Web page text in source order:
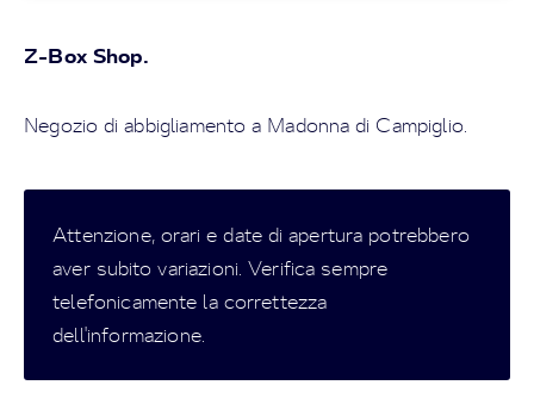
Z-Box Shop.
Negozio di abbigliamento a Madonna di Campiglio.
Attenzione, orari e date di apertura potrebbero
aver subito variazioni. Verifica sempre
telefonicamente la correttezza
dell'informazione.